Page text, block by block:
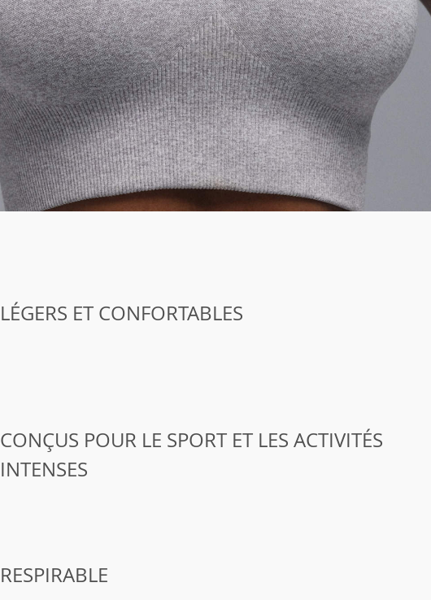
LÉGERS ET CONFORTABLES
CONÇUS POUR LE SPORT ET LES ACTIVITÉS
INTENSES
RESPIRABLE